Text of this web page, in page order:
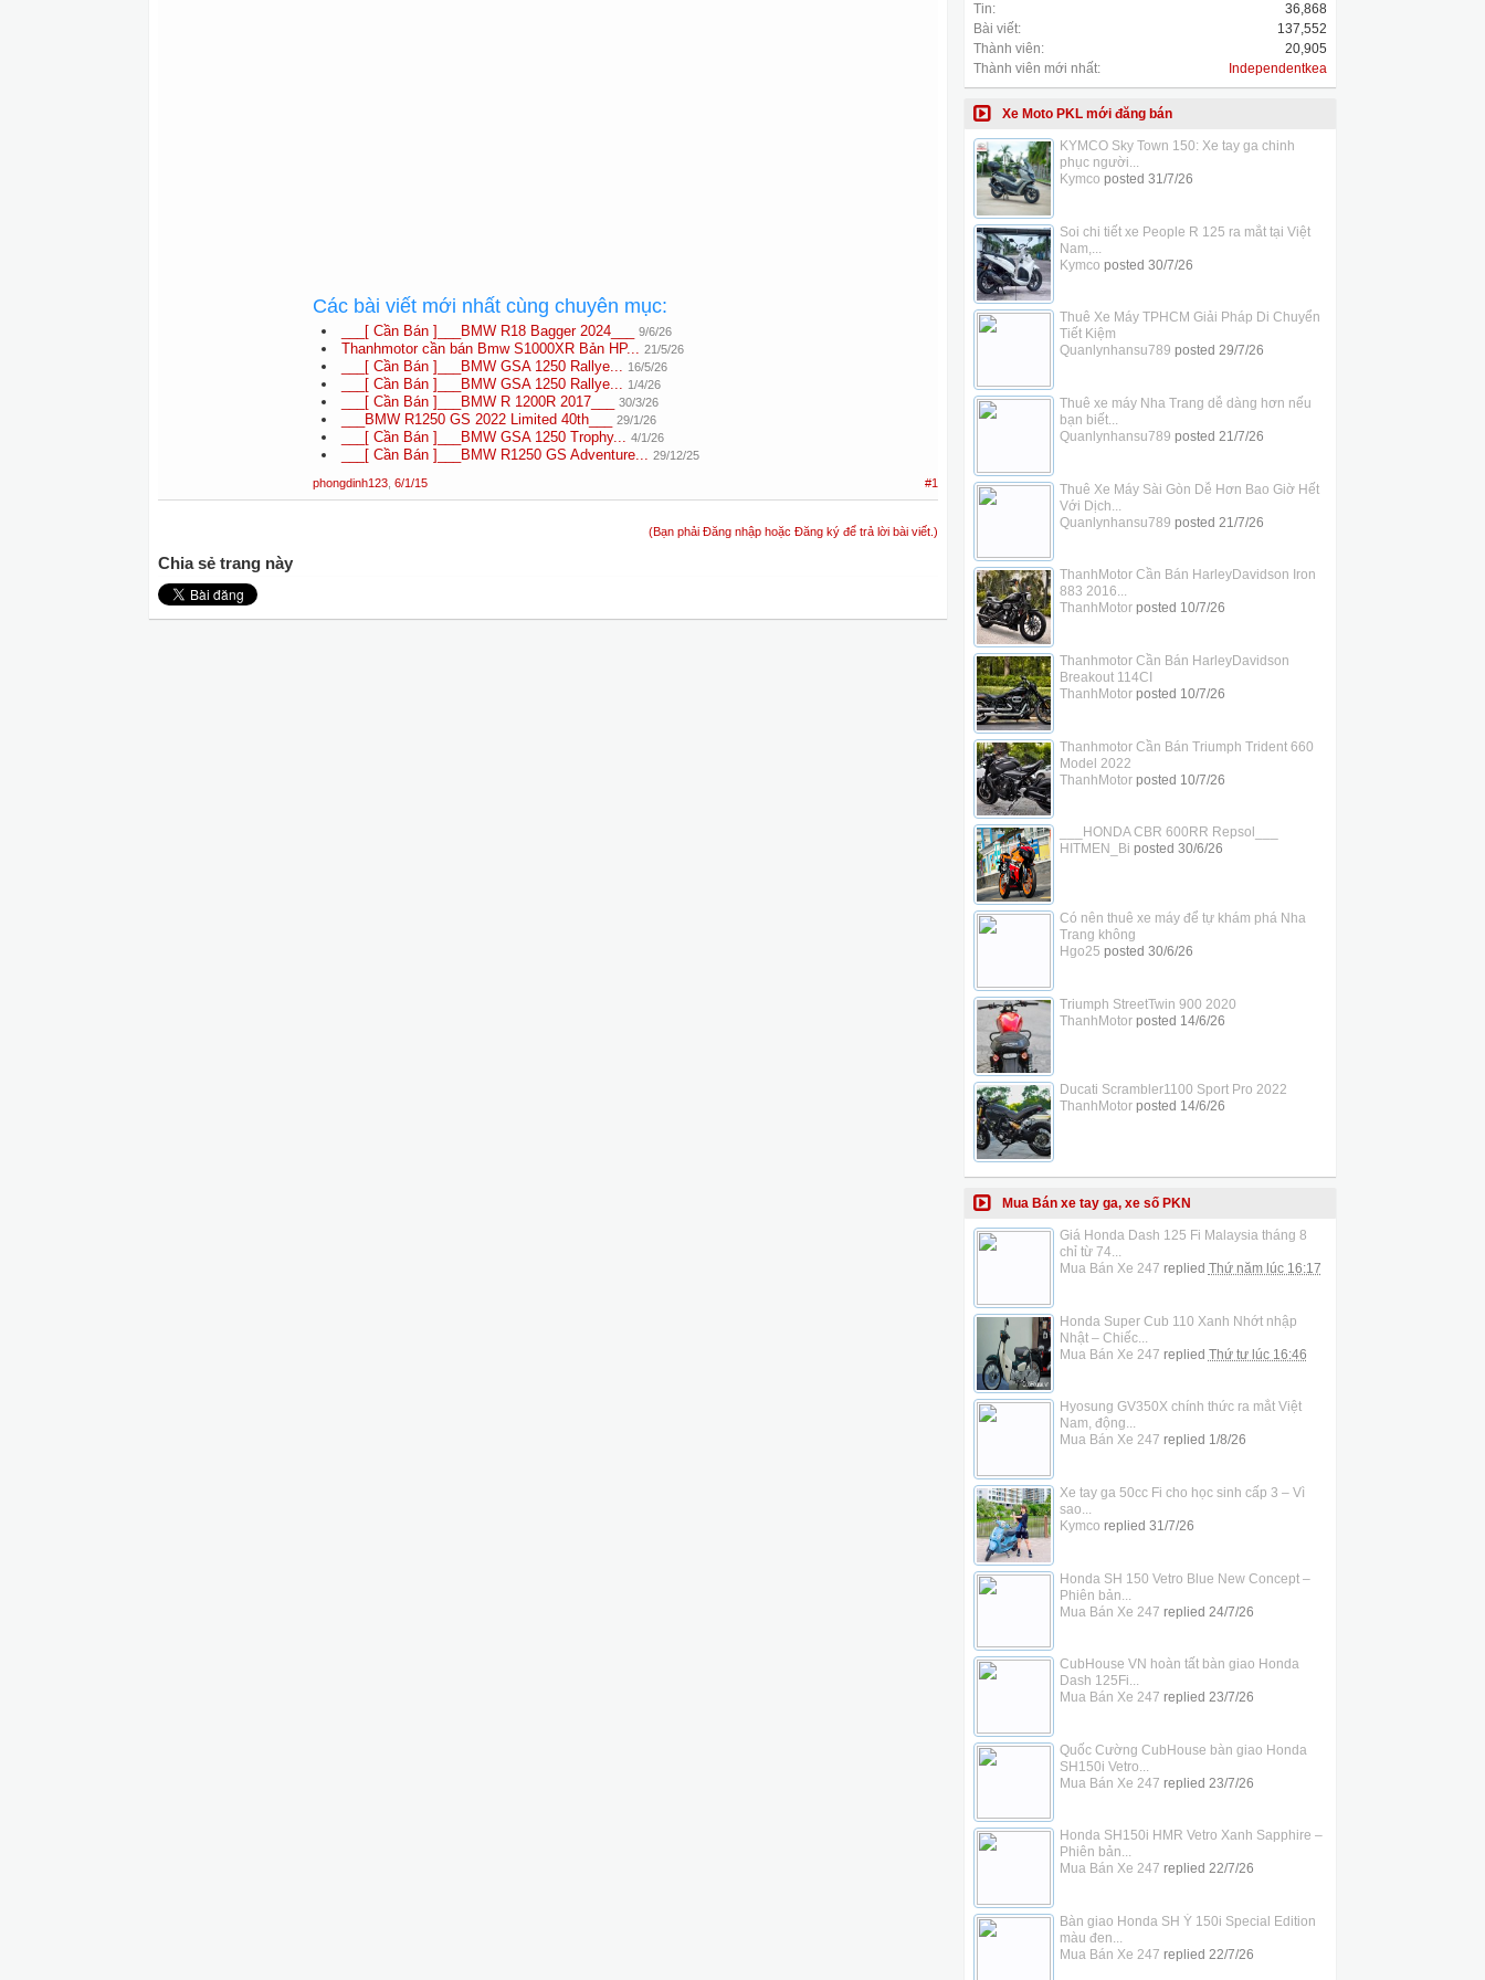
Các bài viết mới nhất cùng chuyên mục:
___[ Cần Bán ]___BMW R18 Bagger 2024___ 9/6/26
Thanhmotor cần bán Bmw S1000XR Bản HP... 21/5/26
___[ Cần Bán ]___BMW GSA 1250 Rallye... 16/5/26
___[ Cần Bán ]___BMW GSA 1250 Rallye... 1/4/26
___[ Cần Bán ]___BMW R 1200R 2017___ 30/3/26
___BMW R1250 GS 2022 Limited 40th___ 29/1/26
___[ Cần Bán ]___BMW GSA 1250 Trophy... 4/1/26
___[ Cần Bán ]___BMW R1250 GS Adventure... 29/12/25
phongdinh123 6/1/15 #1
(Bạn phải Đăng nhập hoặc Đăng ký để trả lời bài viết.)
Chia sẻ trang này
Tin:
36,868
Bài viết:
137,552
Thành viên:
20,905
Thành viên mới nhất:
Independentkea
Xe Moto PKL mới đăng bán
KYMCO Sky Town 150: Xe tay ga chinh
phục người...
Kymco posted 31/7/26
Soi chi tiết xe People R 125 ra mắt tại Việt
Nam,...
Kymco posted 30/7/26
Thuê Xe Máy TPHCM Giải Pháp Di Chuyển
Tiết Kiệm
Quanlynhansu789 posted 29/7/26
Thuê xe máy Nha Trang dễ dàng hơn nếu
bạn biết...
Quanlynhansu789 posted 21/7/26
Thuê Xe Máy Sài Gòn Dễ Hơn Bao Giờ Hết
Với Dịch...
Quanlynhansu789 posted 21/7/26
ThanhMotor Cần Bán HarleyDavidson Iron
883 2016...
ThanhMotorposted 10/7/26
Thanhmotor Cần Bán HarleyDavidson
Breakout 114CI
ThanhMotorposted 10/7/26
Thanhmotor Cần Bán Triumph Trident 660
Model 2022
ThanhMotorposted 10/7/26
___HONDA CBR 600RR Repsol___
HITMEN_Bi posted 30/6/26
Có nên thuê xe máy để tự khám phá Nha
Trang không
Hgo25 posted 30/6/26
Triumph StreetTwin 900 2020
ThanhMotorposted 14/6/26
Ducati Scrambler1100 Sport Pro 2022
ThanhMotorposted 14/6/26
Mua Bán xe tay ga, xe số PKN
Giá Honda Dash 125 Fi Malaysia tháng 8
chỉ từ 74...
Mua Bán Xe 247 replied Thứ năm lúc 16:17
Honda Super Cub 110 Xanh Nhớt nhập
Nhật – Chiếc...
Mua Bán Xe 247 replied Thứ tư lúc 16:46
Hyosung GV350X chính thức ra mắt Việt
Nam, động...
Mua Bán Xe 247 replied 1/8/26
Xe tay ga 50cc Fi cho học sinh cấp 3 – Vì
sao...
Kymco replied 31/7/26
Honda SH 150 Vetro Blue New Concept –
Phiên bản...
Mua Bán Xe 247 replied 24/7/26
CubHouse VN hoàn tất bàn giao Honda
Dash 125Fi...
Mua Bán Xe 247 replied 23/7/26
Quốc Cường CubHouse bàn giao Honda
SH150i Vetro...
Mua Bán Xe 247 replied 23/7/26
Honda SH150i HMR Vetro Xanh Sapphire –
Phiên bản...
Mua Bán Xe 247 replied 22/7/26
Bàn giao Honda SH Ý 150i Special Edition
màu đen...
Mua Bán Xe 247 replied 22/7/26